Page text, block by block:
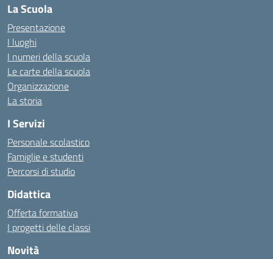
La Scuola
Presentazione
I luoghi
I numeri della scuola
Le carte della scuola
Organizzazione
La storia
I Servizi
Personale scolastico
Famiglie e studenti
Percorsi di studio
Didattica
Offerta formativa
I progetti delle classi
Novità